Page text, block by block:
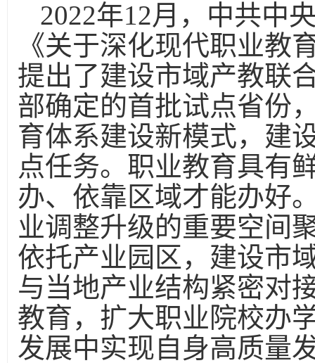
2022年12月，中共中
《关于深化现代职业教
提出了建设市域产教联
部确定的首批试点省份
育体系建设新模式，建
点任务。职业教育具有
办、依靠区域才能办好
业调整升级的重要空间
依托产业园区，建设市
与当地产业结构紧密对
教育，扩大职业院校办
发展中实现自身高质量